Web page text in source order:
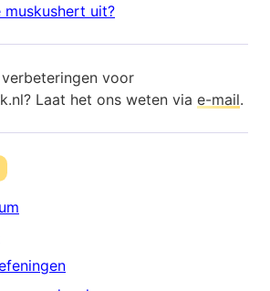
muskushert uit?
voor
Laat het ons weten via e-mail.